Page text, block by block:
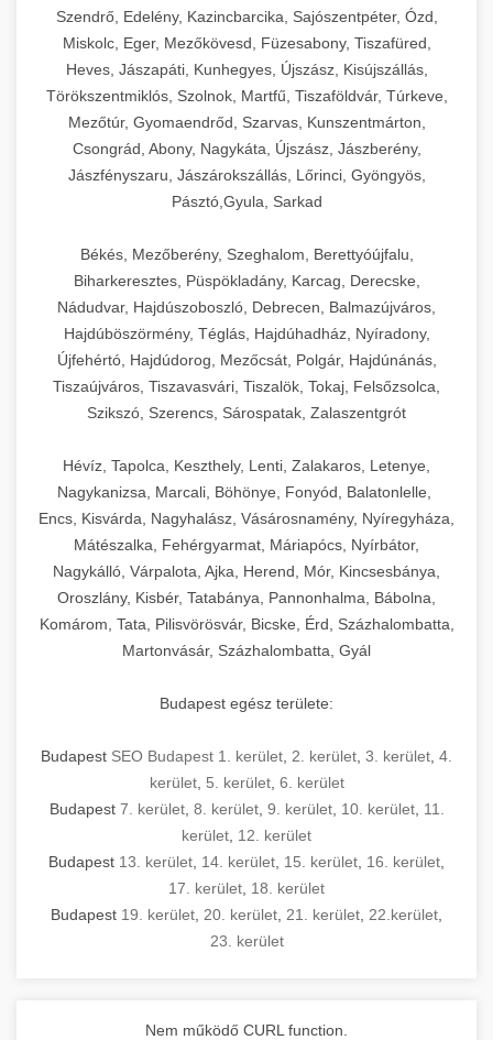
Szendrő, Edelény, Kazincbarcika, Sajószentpéter, Ózd,
Miskolc, Eger, Mezőkövesd, Füzesabony, Tiszafüred,
Heves, Jászapáti, Kunhegyes, Újszász, Kisújszállás,
Törökszentmiklós, Szolnok, Martfű, Tiszaföldvár, Túrkeve,
Mezőtúr, Gyomaendrőd, Szarvas, Kunszentmárton,
Csongrád, Abony, Nagykáta, Újszász, Jászberény,
Jászfényszaru, Jászárokszállás, Lőrinci, Gyöngyös,
Pásztó,Gyula, Sarkad
Békés, Mezőberény, Szeghalom, Berettyóújfalu,
Biharkeresztes, Püspökladány, Karcag, Derecske,
Nádudvar, Hajdúszoboszló, Debrecen, Balmazújváros,
Hajdúböszörmény, Téglás, Hajdúhadház, Nyíradony,
Újfehértó, Hajdúdorog, Mezőcsát, Polgár, Hajdúnánás,
Tiszaújváros, Tiszavasvári, Tiszalök, Tokaj, Felsőzsolca,
Szikszó, Szerencs, Sárospatak, Zalaszentgrót
Hévíz, Tapolca, Keszthely, Lenti, Zalakaros, Letenye,
Nagykanizsa, Marcali, Böhönye, Fonyód, Balatonlelle,
Encs, Kisvárda, Nagyhalász, Vásárosnamény, Nyíregyháza,
Mátészalka, Fehérgyarmat, Máriapócs, Nyírbátor,
Nagykálló, Várpalota, Ajka, Herend, Mór, Kincsesbánya,
Oroszlány, Kisbér, Tatabánya, Pannonhalma, Bábolna,
Komárom, Tata, Pilisvörösvár, Bicske, Érd, Százhalombatta,
Martonvásár, Százhalombatta, Gyál
Budapest egész területe:
Budapest SEO Budapest 1. kerület 2. kerület 3. kerület 4.
kerület, 5. kerület, 6. kerület
Budapest 7. kerület, 8. kerület, 9. kerület, 10. kerület, 11.
kerület 12. kerület
Budapest 13. kerület 14. kerület 15. kerület 16. kerület
17. kerület 18. kerület
Budapest 19. kerület 20. kerület 21. kerület 22.kerület
23. kerület
Nem működő CURL function.